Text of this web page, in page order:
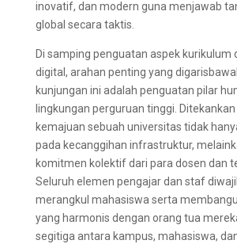
inovatif, dan modern guna menjawab
global secara taktis.
Di samping penguatan aspek kurikulum
digital, arahan penting yang
kunjungan ini adalah penguatan pilar
lingkungan perguruan tinggi.
kemajuan sebuah universitas tidak
pada kecanggihan infrastruktur,
komitmen kolektif dari para dosen dan
Seluruh elemen pengajar dan staf
merangkul mahasiswa serta
yang harmonis dengan orang tua
segitiga antara kampus, mahasiswa,